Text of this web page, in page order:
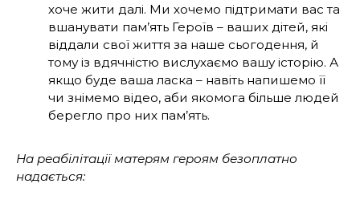
хоче жити далі. Ми хочемо підтримати вас та
вшанувати пам’ять Героїв – ваших дітей, які
віддали свої життя за наше сьогодення, й
тому із вдячністю вислухаємо вашу історію. А
якщо буде ваша ласка – навіть напишемо її
чи знімемо відео, аби якомога більше людей
берегло про них пам’ять.
На реабілітації матерям героям безоплатно
надається: